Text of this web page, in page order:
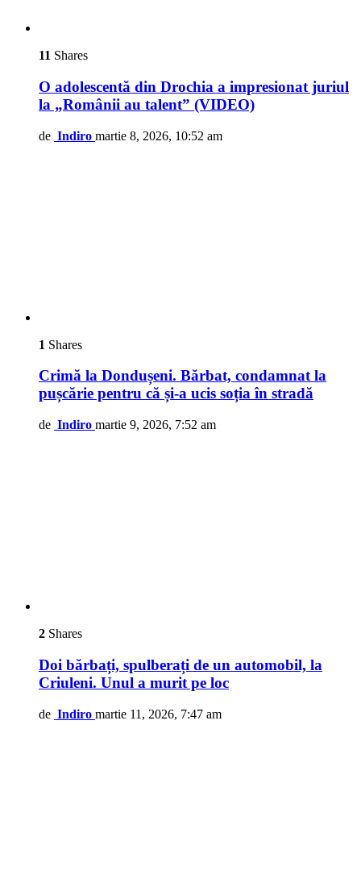
11 Shares
O adolescentă din Drochia a impresionat juriul
la „Românii au talent” (VIDEO)
de Indiro martie 8, 2026, 10:52 am
1 Shares
Crimă la Dondușeni. Bărbat, condamnat la
pușcărie pentru că și-a ucis soția în stradă
de Indiro martie 9, 2026, 7:52 am
2 Shares
Doi bărbați, spulberați de un automobil, la
Criuleni. Unul a murit pe loc
de Indiro martie 11, 2026, 7:47 am